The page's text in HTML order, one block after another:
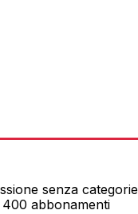
senza
abbonamenti